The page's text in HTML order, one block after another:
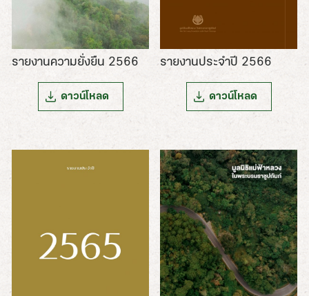
รายงานความยั่งยืน 2566
ดาวน์โหลด
รายงานประจำปี 2566
ดาวน์โหลด